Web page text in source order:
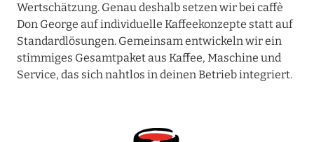
Wertschätzung. Genau deshalb setzen wir bei caffè
Don George auf individuelle Kaffeekonzepte statt auf
Standardlösungen. Gemeinsam entwickeln wir ein
stimmiges Gesamtpaket aus Kaffee, Maschine und
Service, das sich nahtlos in deinen Betrieb integriert.